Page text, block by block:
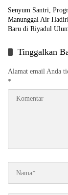
Senyum Santri,
Manunggal Air
Baru di Riyadul
Tinggalkan
Alamat email Anda
*